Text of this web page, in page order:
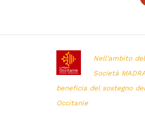
Nell'ambito
Società
beneficia del sostegno
Occitanie